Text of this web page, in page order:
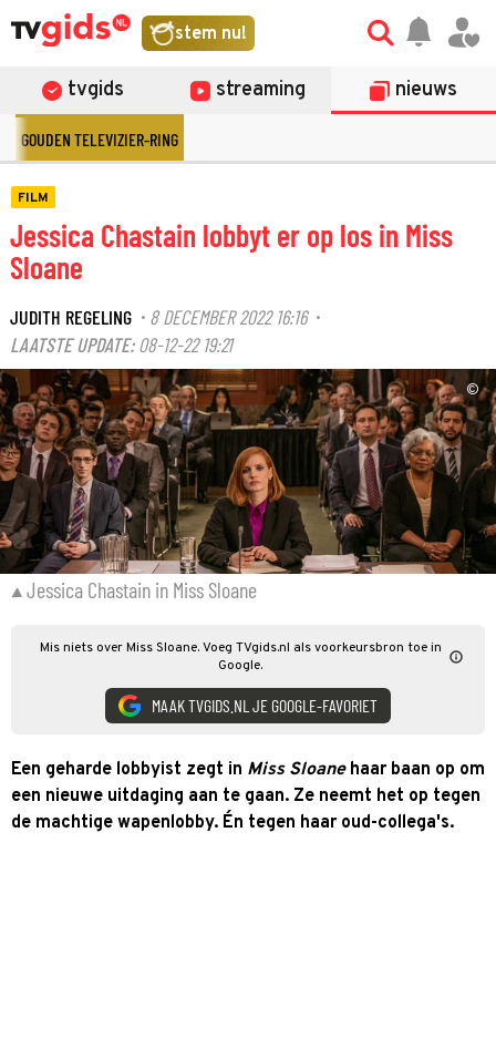
stem nu!
tvgids streaming nieuws
GOUDEN TELEVIZIER-RING
FILM
Jessica Chastain lobbyt er op los in Miss
Sloane
JUDITH REGELING · 8 DECEMBER 2022 16:16·
LAATSTE UPDATE: 08-12-22 19:21
©
Jessica Chastain in Miss Sloane
Mis niets over Miss Sloane. Voeg TVgids.nl als voorkeursbron toe in
Google.
MAAK TVGIDS.NL JE GOOGLE-FAVORIET
Een geharde lobbyist zegt in Miss Sloanehaar baan op om
een nieuwe uitdaging aan te gaan. Ze neemt het op tegen
de machtige wapenlobby. Én tegen haar oud-collega's.